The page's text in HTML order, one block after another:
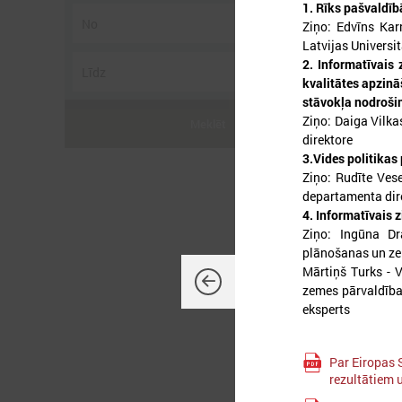
1. Rīks
Ziņo: Edvīns
Latvijas
2. Informatīvais
kvalitātes
stāvokļa
Ziņo: Daiga
direktore
3.Vides politikas
Ziņo: Rudīte
departamenta
4. Informatīvais
Ziņo: Ingūna
plānošanas un
Mārtiņš Turks -
zemes
eksperts
Par Eiropas
rezultātiem